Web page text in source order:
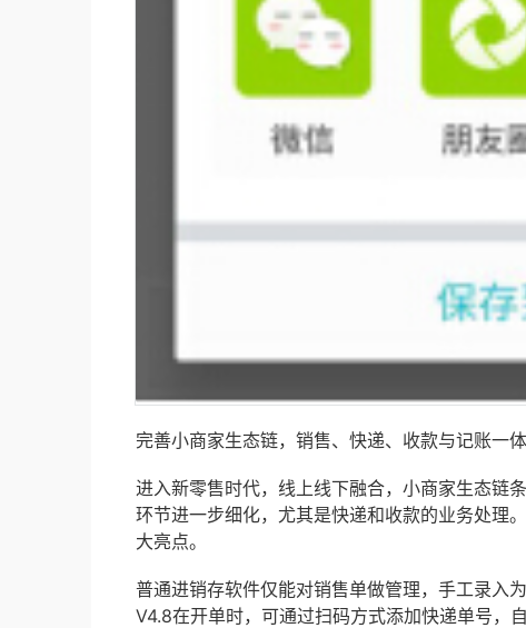
完善小商家生态链，销售、快递、收款与记账一
进入新零售时代，线上线下融合，小商家生态链
环节进一步细化，尤其是快递和收款的业务处理
大亮点。
普通进销存软件仅能对销售单做管理，手工录入
V4.8在开单时，可通过扫码方式添加快递单号，